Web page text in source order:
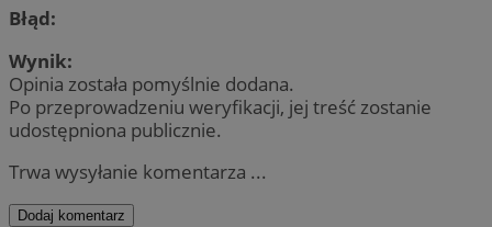
Błąd:
Wynik:
Opinia została pomyślnie dodana.
Po przeprowadzeniu weryfikacji, jej treść zostanie
udostępniona publicznie.
Trwa wysyłanie komentarza ...
Dodaj komentarz